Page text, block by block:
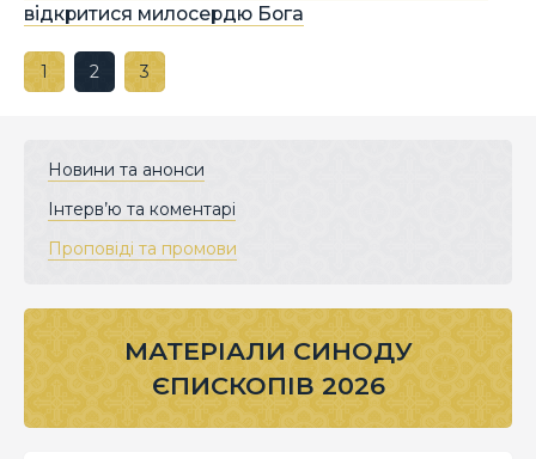
відкритися милосердю Бога
1 2 3
Новини та анонси
Інтерв’ю та коментарі
Проповіді та промови
МАТЕРІАЛИ СИНОДУ
ЄПИСКОПІВ 2026